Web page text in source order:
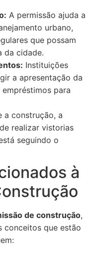
A permissão ajuda a
urbano,
que possam
da cidade.
Instituições
a apresentação da
para
a construção, a
realizar vistorias
seguindo o
à
de construção,
conceitos que estão